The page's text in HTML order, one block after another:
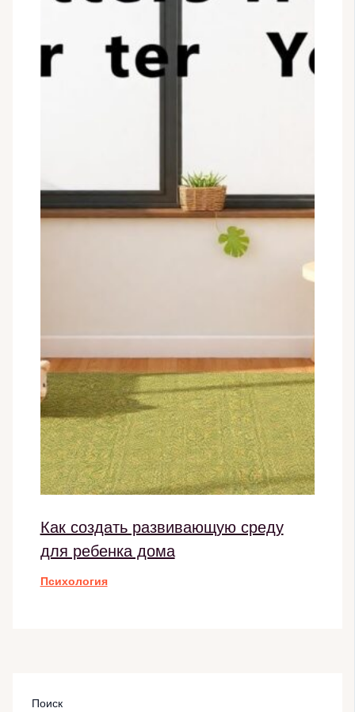
Как создать развивающую среду
для ребенка дома
Психология
Поиск